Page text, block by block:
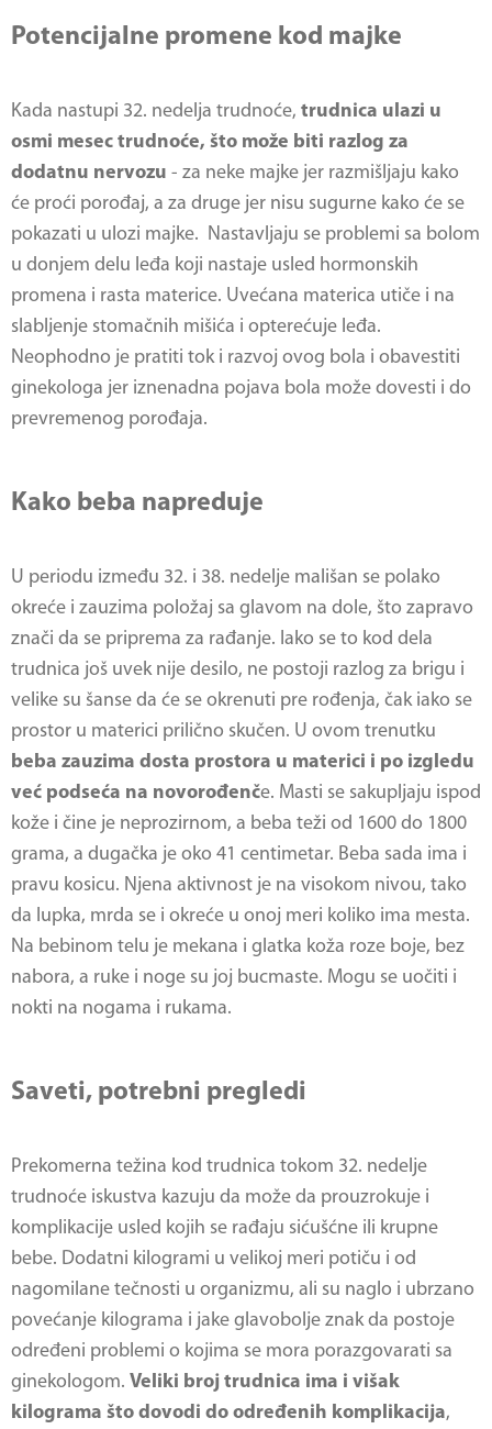
Potencijalne promene kod majke
Kada nastupi 32. nedelja trudnoće, trudnica ulazi u
osmi mesec trudnoće, što može biti razlog za
dodatnu nervozu - za neke majke jer razmišljaju kako
će proći porođaj, a za druge jer nisu sugurne kako će se
pokazati u ulozi majke. Nastavljaju se problemi sa bolom
u donjem delu leđa koji nastaje usled hormonskih
promena i rasta materice. Uvećana materica utiče i na
slabljenje stomačnih mišića i opterećuje leđa.
Neophodno je pratiti tok i razvoj ovog bola i obavestiti
ginekologa jer iznenadna pojava bola može dovesti i do
prevremenog porođaja.
Kako beba napreduje
U periodu između 32. i 38. nedelje mališan se polako
okreće i zauzima položaj sa glavom na dole, što zapravo
znači da se priprema za rađanje. Iako se to kod dela
trudnica još uvek nije desilo, ne postoji razlog za brigu i
velike su šanse da će se okrenuti pre rođenja, čak iako se
prostor u materici prilično skučen. U ovom trenutku
beba zauzima dosta prostora u materici i po izgledu
već podseća na novorođenče. Masti se sakupljaju ispod
kože i čine je neprozirnom, a beba teži od 1600 do 1800
grama, a dugačka je oko 41 centimetar. Beba sada ima i
pravu kosicu. Njena aktivnost je na visokom nivou, tako
da lupka, mrda se i okreće u onoj meri koliko ima mesta.
Na bebinom telu je mekana i glatka koža roze boje, bez
nabora, a ruke i noge su joj bucmaste. Mogu se uočiti i
nokti na nogama i rukama.
Saveti, potrebni pregledi
Prekomerna težina kod trudnica tokom 32. nedelje
trudnoće iskustva kazuju da može da prouzrokuje i
komplikacije usled kojih se rađaju sićušćne ili krupne
bebe. Dodatni kilogrami u velikoj meri potiču i od
nagomilane tečnosti u organizmu, ali su naglo i ubrzano
povećanje kilograma i jake glavobolje znak da postoje
određeni problemi o kojima se mora porazgovarati sa
ginekologom. Veliki broj trudnica ima i višak
kilograma što dovodi do određenih komplikacija,